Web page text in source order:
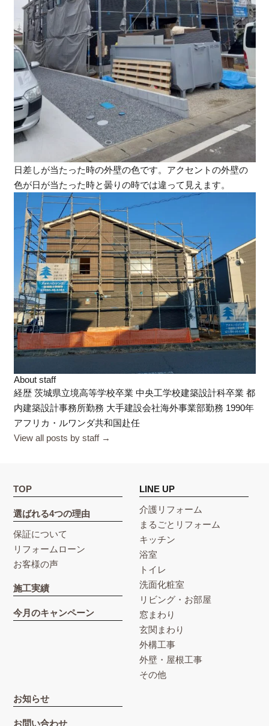
日差しが当たった時の外壁の色です。アクセントの外壁の
色が日が当たった時と曇りの時では違って見えます。
About staff
経歴 茨城県立境高等学校卒業 中央工学校建築設計科卒業 都
内建築設計事務所勤務 大手建設会社海外事業部勤務 1990年
アフリカ・ルワンダ共和国赴任
View all posts by staff →
TOP
選ばれる4つの理由
保証について
リフォームローン
お客様の声
施工実績
今月のキャンペーン
LINE UP
介護リフォーム
まるごとリフォーム
キッチン
浴室
トイレ
洗面化粧室
リビング・お部屋
窓まわり
玄関まわり
外構工事
外壁・屋根工事
その他
お知らせ
お問い合わせ